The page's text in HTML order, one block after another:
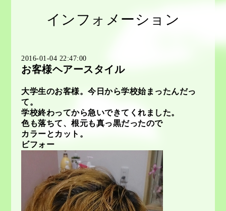
インフォメーション
2016-01-04 22:47:00
お客様ヘアースタイル
大学生のお客様。今日から学校始まったんだっ
て。
学校終わってから急いできてくれました。
色も落ちて、根元も真っ黒だったので
カラーとカット。
ビフォー